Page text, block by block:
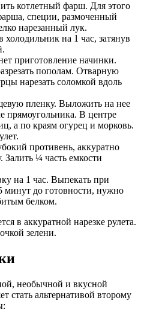
котлетный фарш. Для этого
специи, размоченный
нарезанный лук.
холодильник на 1 час, затянув
приготовление начинки.
пополам. Отварную
нарезать соломкой вдоль
пленку. Выложить на нее
прямоугольника. В центре
а по краям огурец и морковь.
противень, аккуратно
¼ часть емкости
на 1 час. Выпекать при
минут до готовности, нужно
белком.
в аккуратной нарезке рулета.
зелени.
необычной и вкусной
стать альтернативой второму